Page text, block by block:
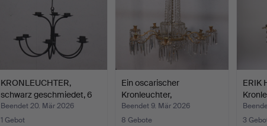
KRONLEUCHTER,
schwarz geschmiedet, 6
Kerze…
Beendet 20. Mär 2026
1 Gebot
Ein oscarischer
Kronleuchter,
Jahrhundertw…
Beendet 9. Mär 2026
8 Gebote
ERIK
3